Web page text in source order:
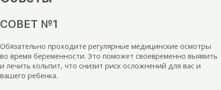
СОВЕТ №1
Обязательно проходите регулярные медицинские осмотры
во время беременности. Это поможет своевременно выявить
и лечить кольпит, что снизит риск осложнений для вас и
вашего ребенка.